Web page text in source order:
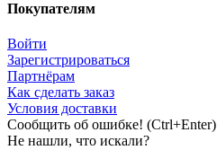
Покупателям
Войти
Зарегистрироваться
Партнёрам
Как сделать заказ
Условия доставки
Сообщить об ошибке! (Ctrl+Enter)
Не нашли, что искали?